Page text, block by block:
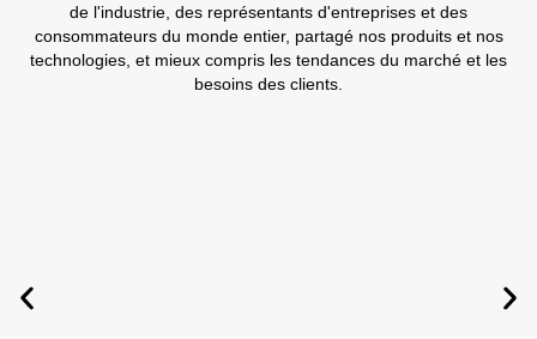
de l'industrie, des représentants d'entreprises et des
consommateurs du monde entier, partagé nos produits et nos
technologies, et mieux compris les tendances du marché et les
besoins des clients.